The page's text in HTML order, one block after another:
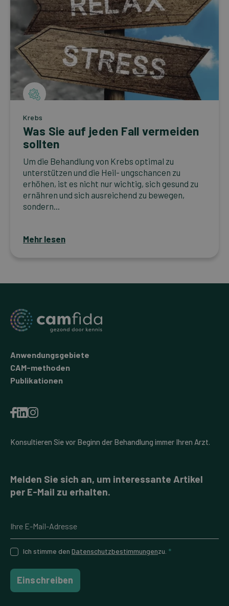
Krebs
Was Sie auf jeden Fall vermeiden
sollten
Um die Behandlung von Krebs optimal zu
unterstützen und die Heil- ungschancen zu
erhöhen, ist es nicht nur wichtig, sich gesund zu
ernähren und sich ausreichend zu bewegen,
sondern...
Mehr lesen
Anwendungsgebiete
CAM-methoden
Publikationen
Konsultieren Sie vor Beginn der Behandlung immer Ihren Arzt.
Melden Sie sich an, um interessante Artikel
per E-Mail zu erhalten.
Ich stimme den Datenschutzbestimmungenzu. *
Einschreiben